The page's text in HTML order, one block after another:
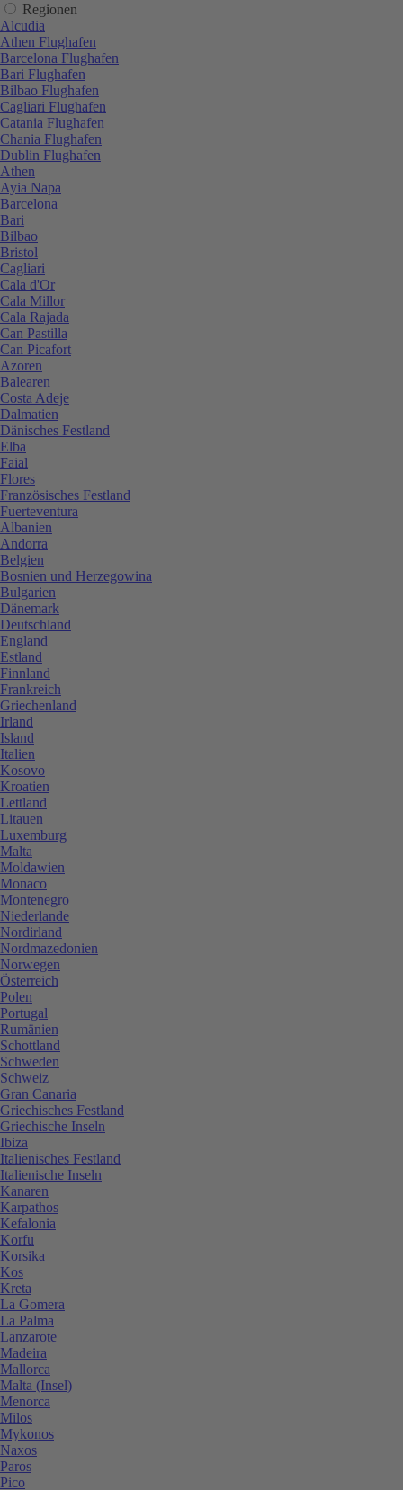
Regionen
Alcudia
Athen Flughafen
Barcelona Flughafen
Bari Flughafen
Bilbao Flughafen
Cagliari Flughafen
Catania Flughafen
Chania Flughafen
Dublin Flughafen
Athen
Ayia Napa
Barcelona
Bari
Bilbao
Bristol
Cagliari
Cala d'Or
Cala Millor
Cala Rajada
Can Pastilla
Can Picafort
Azoren
Balearen
Costa Adeje
Dalmatien
Dänisches Festland
Elba
Faial
Flores
Französisches Festland
Fuerteventura
Albanien
Andorra
Belgien
Bosnien und Herzegowina
Bulgarien
Dänemark
Deutschland
England
Estland
Finnland
Frankreich
Griechenland
Irland
Island
Italien
Kosovo
Kroatien
Lettland
Litauen
Luxemburg
Malta
Moldawien
Monaco
Montenegro
Niederlande
Nordirland
Nordmazedonien
Norwegen
Österreich
Polen
Portugal
Rumänien
Schottland
Schweden
Schweiz
Gran Canaria
Griechisches Festland
Griechische Inseln
Ibiza
Italienisches Festland
Italienische Inseln
Kanaren
Karpathos
Kefalonia
Korfu
Korsika
Kos
Kreta
La Gomera
La Palma
Lanzarote
Madeira
Mallorca
Malta (Insel)
Menorca
Milos
Mykonos
Naxos
Paros
Pico